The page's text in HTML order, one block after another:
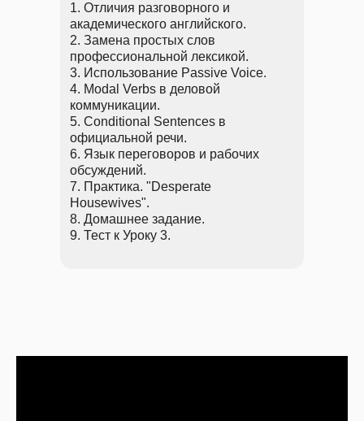
1. Отличия разговорного и
академического английского.
2. Замена простых слов
профессиональной лексикой.
3. Использование Passive Voice.
4. Modal Verbs в деловой
коммуникации.
5. Conditional Sentences в
официальной речи.
6. Язык переговоров и рабочих
обсуждений.
7. Практика. "Desperate
Housewives".
8. Домашнее задание.
9. Тест к Уроку 3.